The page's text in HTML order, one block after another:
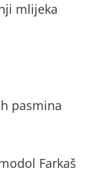
mlijeka
pasmina
Farkaš